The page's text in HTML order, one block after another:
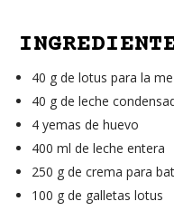
40 g de lotus para la
40 g de leche
4 yemas de huevo
400 ml de leche entera
250 g de crema para
100 g de galletas lotus